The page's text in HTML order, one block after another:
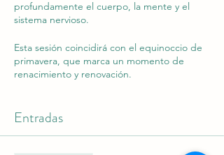
profundamente el cuerpo, la mente y el
sistema nervioso.
Esta sesión coincidirá con el equinoccio de
primavera, que marca un momento de
renacimiento y renovación.
desconectado de ti mismo o simplemente
Entradas